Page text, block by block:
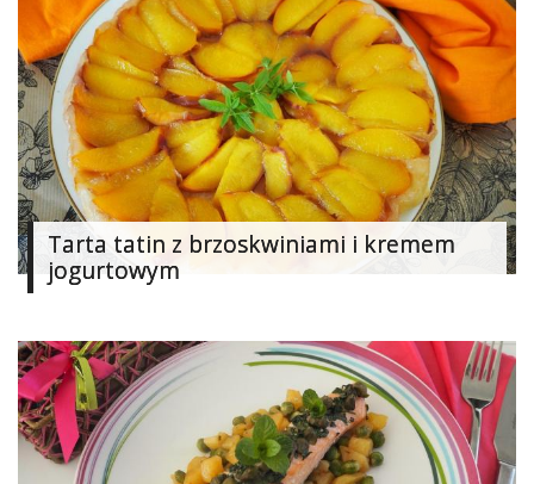
Konkursy
Recenzje
Studniówka
Dodaj
«
Dodaj
Dodaj
galerię
Dodaj
artykuł
Najlepsze
Tarta tatin z brzoskwiniami i kremem
jogurtowym